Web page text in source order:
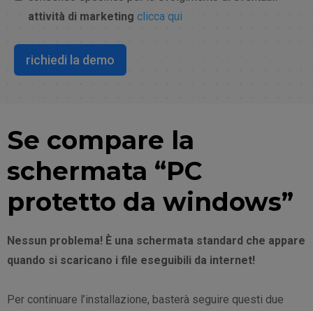
attività di marketing clicca qui
richiedi la demo
Se compare la
schermata “PC
protetto da windows”
Nessun problema! È una schermata standard che appare
quando si scaricano i file eseguibili da internet!
Per continuare l’installazione, basterà seguire questi due